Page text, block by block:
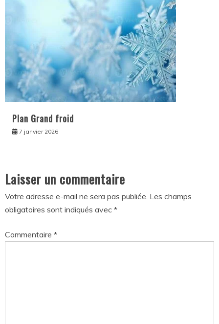
Plan Grand froid
7 janvier 2026
Laisser un commentaire
Votre adresse e-mail ne sera pas publiée. Les champs
obligatoires sont indiqués avec *
Commentaire *